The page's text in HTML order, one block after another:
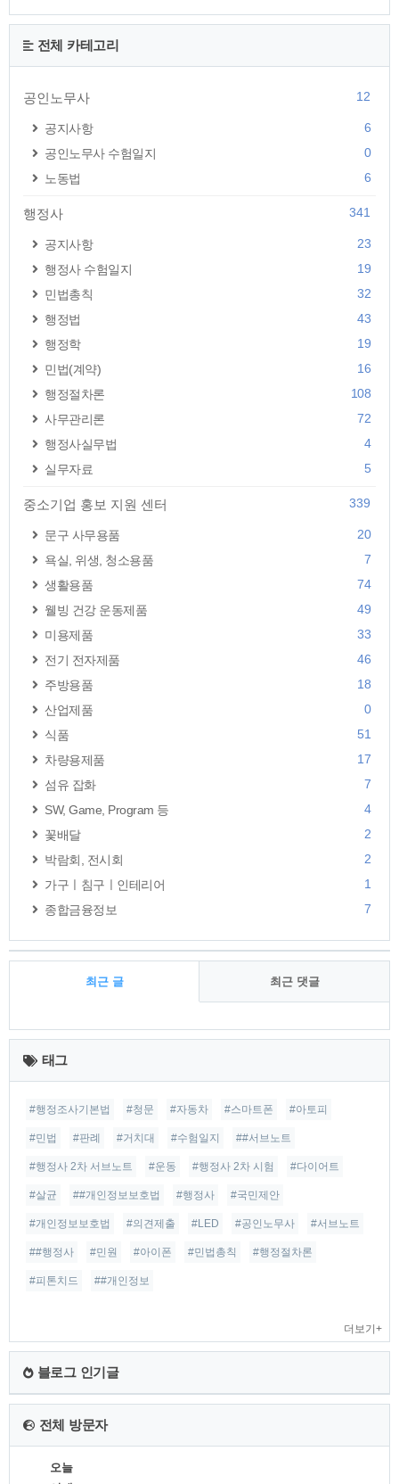
전체 카테고리
공인노무사 12
공지사항
6
공인노무사 수험일지
0
노동법
6
행정사 341
공지사항
23
행정사 수험일지
19
민법총칙
32
행정법
43
행정학
19
민법(계약)
16
행정절차론
108
사무관리론
72
행정사실무법
4
실무자료
5
중소기업 홍보 지원 센터 339
문구 사무용품
20
욕실, 위생, 청소용품
7
생활용품
74
웰빙 건강 운동제품
49
미용제품
33
전기 전자제품
46
주방용품
18
산업제품
0
식품
51
차량용제품
17
섬유 잡화
7
SW, Game, Program 등
4
꽃배달
2
박람회, 전시회
2
가구ㅣ침구ㅣ인테리어
1
종합금융정보
7
최근 글 최근 댓글
최
근
글
태그
#행정조사기본법 #청문 #자동차 #스마트폰 #아토피
#민법 #판례 #거치대 #수험일지 ##서브노트
#행정사 2차 서브노트 #운동 #행정사 2차 시험 #다이어트
#살균 ##개인정보보호법 #행정사 #국민제안
#개인정보보호법 #의견제출 #LED #공인노무사 #서브노트
##행정사 #민원 #아이폰 #민법총칙 #행정절차론
#피톤치드 ##개인정보
더보기+
블로그 인기글
전체 방문자
오늘